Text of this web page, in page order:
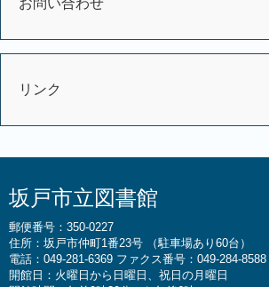
リンク
坂戸市立図書館
郵便番号：350-0227
住所：坂戸市仲町1番23号 （駐車場あり60台）
電話：049-281-6369 ファクス番号：049-284-8588
開館日：火曜日から日曜日、祝日の月曜日